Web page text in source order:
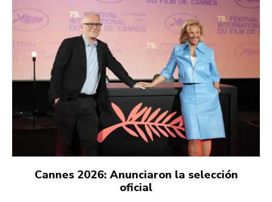
Cannes 2026: Anunciaron la selección
oficial